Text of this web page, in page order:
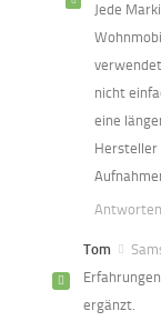
Jede
nicht
eine
Hersteller
Antworten
Tom
ergänzt.